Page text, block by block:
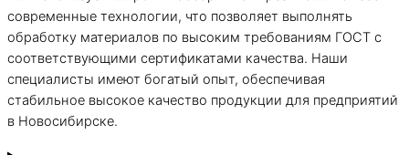
современные технологии, что позволяет выполнять
обработку материалов по высоким требованиям ГОСТ с
соответствующими сертификатами качества. Наши
специалисты имеют богатый опыт, обеспечивая
стабильное высокое качество продукции для предприятий
в Новосибирске.